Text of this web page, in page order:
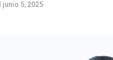
junio 5, 2025